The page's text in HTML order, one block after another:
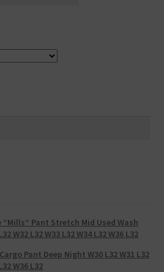
Pant Stretch Mid Used Wash
W32 L32 W33 L32 W34 L32 W36 L32
Pant Deep Night W30 L32 W31 L32
W36 L32